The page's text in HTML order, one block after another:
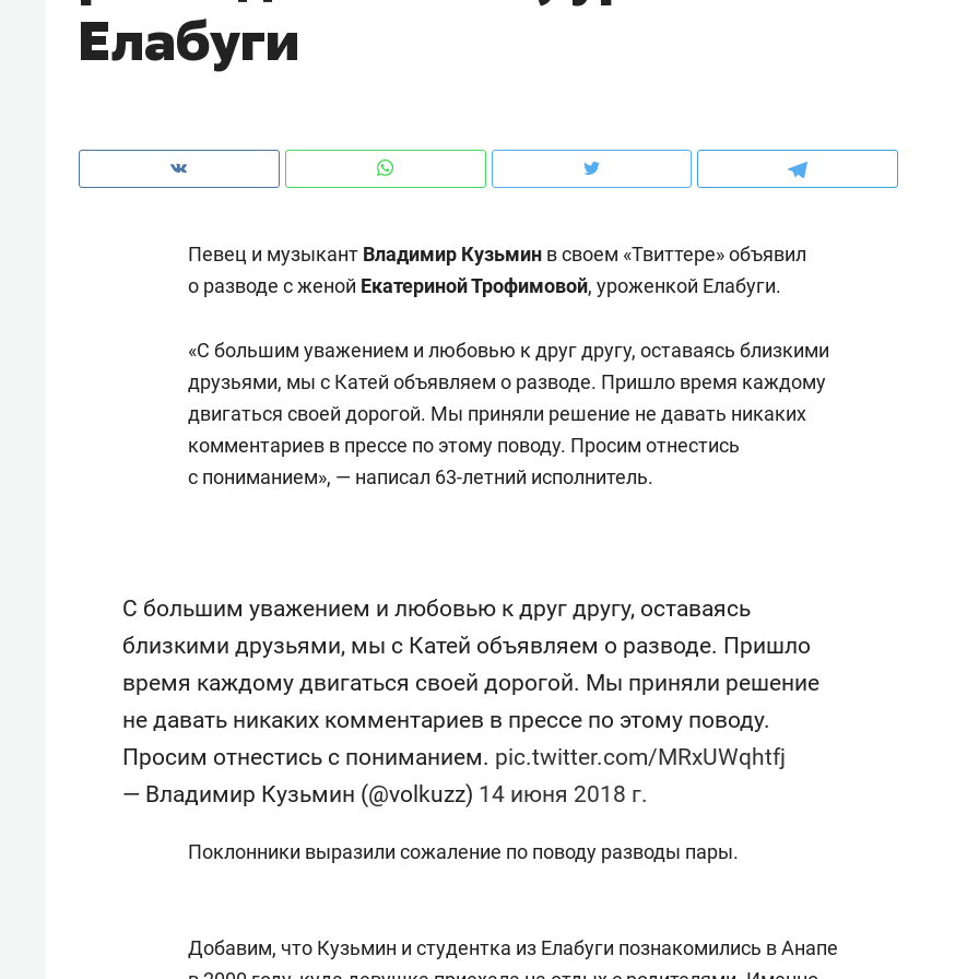
Елабуги
Певец и музыкант Владимир Кузьмин в своем «Твиттере» объявил
о разводе с женой Екатериной Трофимовой, уроженкой Елабуги.
«С большим уважением и любовью к друг другу, оставаясь близкими
друзьями, мы с Катей объявляем о разводе. Пришло время каждому
двигаться своей дорогой. Мы приняли решение не давать никаких
комментариев в прессе по этому поводу. Просим отнестись
с пониманием», — написал 63-летний исполнитель.
С большим уважением и любовью к друг другу, оставаясь
близкими друзьями, мы с Катей объявляем о разводе. Пришло
время каждому двигаться своей дорогой. Мы приняли решение
не давать никаких комментариев в прессе по этому поводу.
Просим отнестись с пониманием. pic.twitter.com/MRxUWqhtfj
— Владимир Кузьмин (@volkuzz) 14 июня 2018 г.
Поклонники выразили сожаление по поводу разводы пары.
Добавим, что Кузьмин и студентка из Елабуги познакомились в Анапе
чем интересен Оман?
Рекомендуем
Падел, фитнес, танцы и даже
ниндзя-зал: как ТРЦ «Франт»
стал Меккой для любителей
Рекомендуем
Психотерапевт «Фороса»:
«Директорский невроз» –
когда человек не считает
Рекомендуем